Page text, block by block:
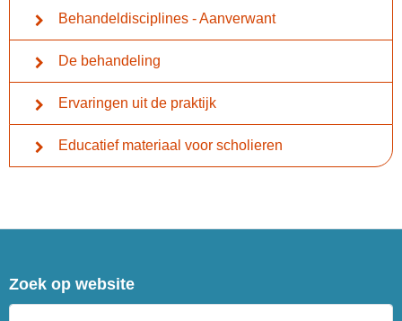
Behandeldisciplines - Aanverwant
De behandeling
Ervaringen uit de praktijk
Educatief materiaal voor scholieren
Zoek op website